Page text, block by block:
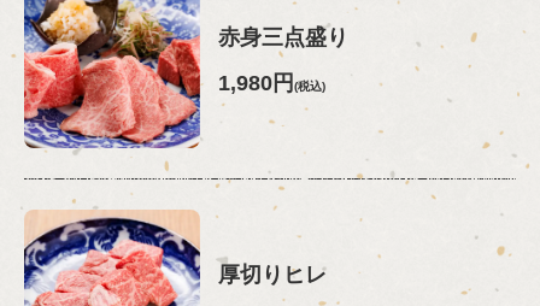
赤身三点盛り
1,980円(税込)
厚切りヒレ